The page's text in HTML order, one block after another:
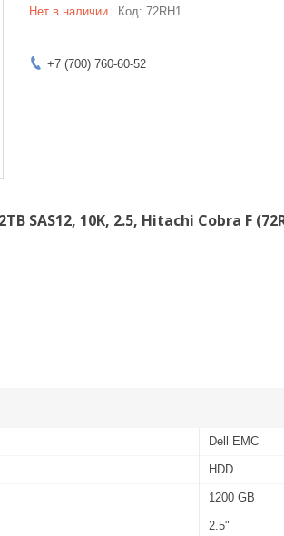
Нет в наличии Код: 72RH1
+7 (700) 760-60-52
SAS12, 10K, 2.5, Hitachi Cobra F
Dell EMC
HDD
1200 GB
2.5"